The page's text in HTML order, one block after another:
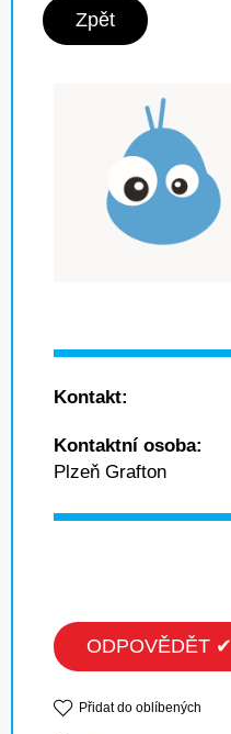
Zpět
Kontakt:
Kontaktní osoba:
Plzeň Grafton
ODPOVĚDĚT ✔
Přidat do oblíbených